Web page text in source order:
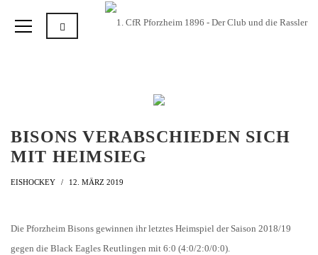
BISONS VERABSCHIEDEN SICH
MIT HEIMSIEG
EISHOCKEY 12. MÄRZ 2019
Die Pforzheim Bisons gewinnen ihr letztes Heimspiel der Saison 2018/19
gegen die Black Eagles Reutlingen mit 6:0 (4:0/2:0/0:0).